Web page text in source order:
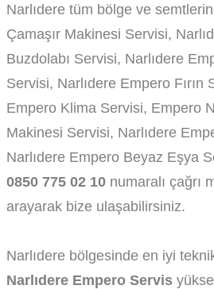
Narlıdere tüm bölge ve
Çamaşır Makinesi Servisi,
Buzdolabı Servisi, Narlıdere
Servisi, Narlıdere Empero Fırın
Empero Klima Servisi, Empero
Makinesi Servisi, Narlıdere
Narlıdere Empero Beyaz Eşya
0850 775 02 10 numaralı çağrı
arayarak bize ulaşabilirsiniz.
Narlıdere bölgesinde en iyi
Narlıdere Empero Servis